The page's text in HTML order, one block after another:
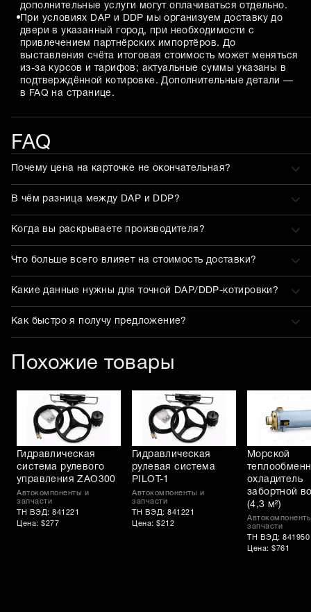
дополнительные услуги могут оплачиваться отдельно.
При условиях DAP и DDP мы организуем доставку до
двери в указанный город, при необходимости с
привлечением партнёрских импортёров. До
выставления счёта итоговая стоимость может меняться
из-за курсов и тарифов; актуальные суммы указаны в
подтверждённой котировке. Дополнительные детали —
в FAQ на странице.
FAQ
Почему цена на карточке не окончательная?
В чём разница между DAP и DDP?
Когда вы раскрываете производителя?
Что больше всего влияет на стоимость доставки?
Какие данные нужны для точной DAP/DDP-котировки?
Как быстро я получу предложение?
Похожие товары
Гидравлическая
система рулевого
управления ZAO300
Автокомпоненты и
запчасти
ТН ВЭД: 841221
Цена: $277
Гидравлическая
рулевая система
PILOT-1
Автокомпоненты и
запчасти
ТН ВЭД: 841221
Цена: $212
Морской
охладитель
забортной
(4,3 м²)
запчасти
ТН ВЭД: 841950
Цена: $761